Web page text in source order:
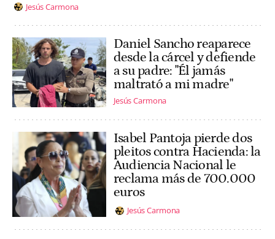
Jesús Carmona
Daniel Sancho reaparece
desde la cárcel y defiende
a su padre: "Él jamás
maltrató a mi madre"
Jesús Carmona
Isabel Pantoja pierde dos
pleitos contra Hacienda: la
Audiencia Nacional le
reclama más de 700.000
euros
Jesús Carmona